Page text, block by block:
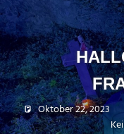
Oktober 22, 2023